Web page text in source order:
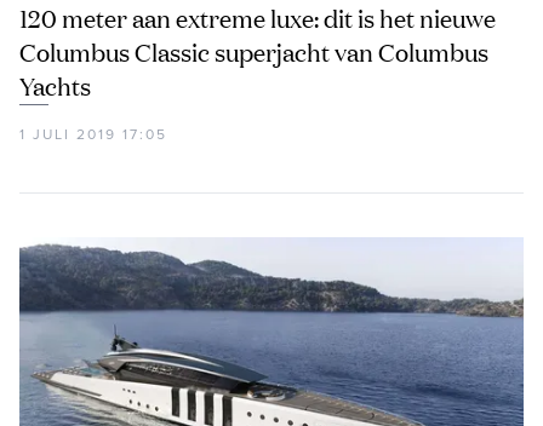
120 meter aan extreme luxe: dit is het nieuwe
Columbus Classic superjacht van Columbus
Yachts
1 JULI 2019 17:05